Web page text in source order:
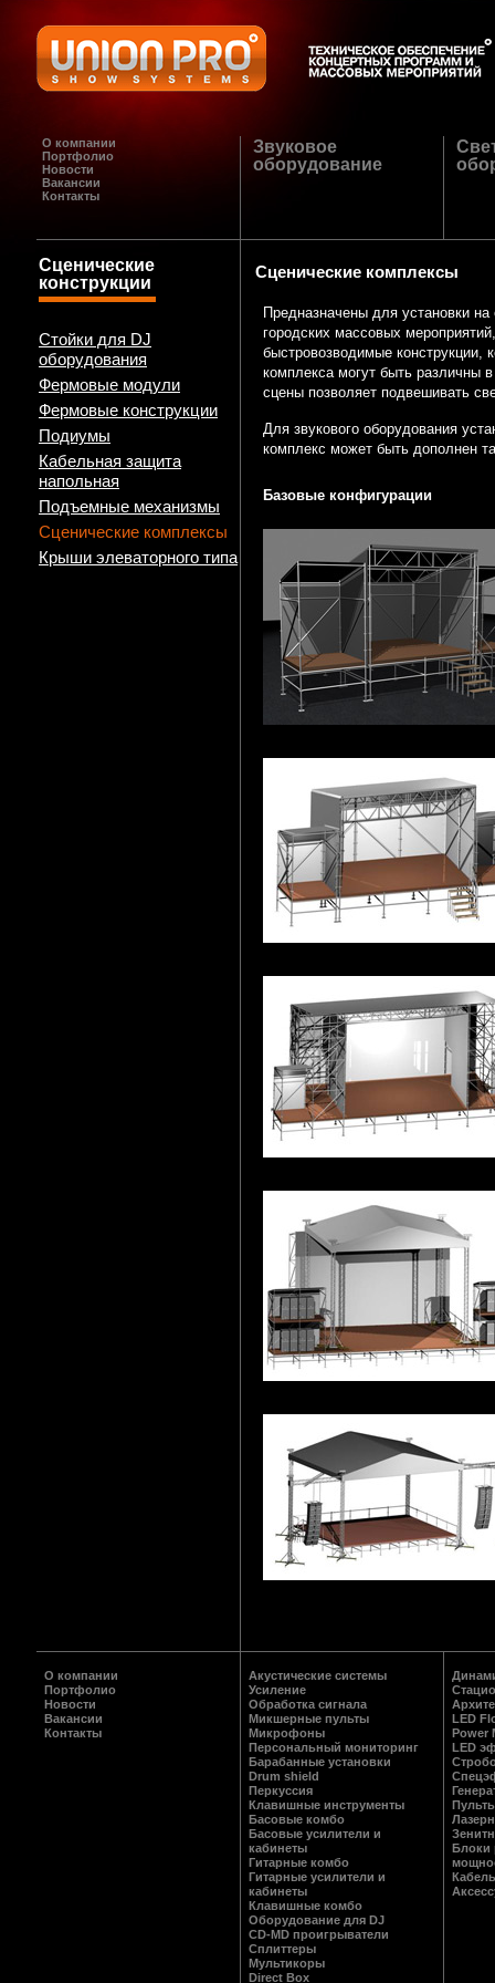
О компании
Портфолио
Новости
Вакансии
Контакты
Звуковое
оборудование
Сценические
конструкции
Стойки для DJ
оборудования
Фермовые модули
Фермовые конструкции
Подиумы
Кабельная защита
напольная
Подъемные механизмы
Сценические комплексы
Крыши элеваторного типа
Сценические комплексы
Предназначены для установки
городских массовых
быстровозводимые конструкции,
комплекса могут быть различны
сцены позволяет подвешивать
Для звукового оборудования
комплекс может быть дополнен
Базовые конфигурации
О компании
Портфолио
Новости
Вакансии
Контакты
Акустические системы
Усиление
Обработка сигнала
Микшерные пульты
Микрофоны
Персональный мониторинг
Барабанные установки
Drum shield
Перкуссия
Клавишные инструменты
Басовые комбо
Басовые усилители и
кабинеты
Гитарные комбо
Гитарные усилители и
кабинеты
Клавишные комбо
Оборудование для DJ
CD-MD проигрыватели
Сплиттеры
Мультикоры
Direct Box
LED
Power
LED
Блоки